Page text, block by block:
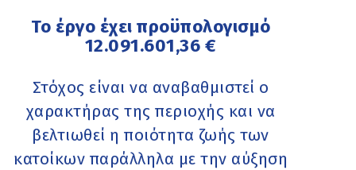
Το έργο έχει προϋπολογισμό
12.091.601,36 €
Στόχος είναι να αναβαθμιστεί ο
χαρακτήρας της περιοχής και να
βελτιωθεί η ποιότητα ζωής των
κατοίκων παράλληλα με την αύξηση